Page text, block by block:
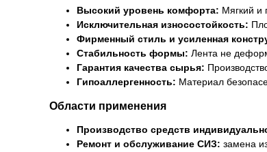
Высокий уровень комфорта: Мягкий и
Исключительная износостойкость:
Фирменный стиль и усиленная
Стабильность формы: Лента не
Гарантия качества сырья:
Гипоаллергенность: Материал
Области применения
Производство средств
Ремонт и обслуживание СИЗ: замена